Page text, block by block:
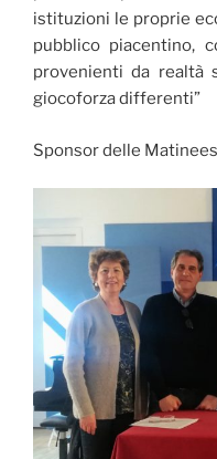
istituzioni le proprie
pubblico piacentino,
provenienti da realtà
giocoforza differenti”
Sponsor delle